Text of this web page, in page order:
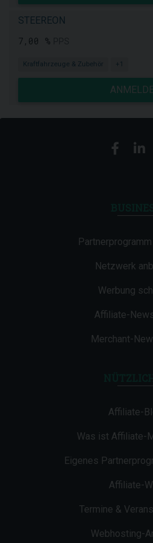
STEEREON
7,00 %
Kraftfahrzeuge & Zubehör +1
Netzwerk
Werbung
Affiliate-
Merchant-
Affiliate-
Was ist Affiliate-
Eigenes
Affiliate-
Termine &
Webhosting-